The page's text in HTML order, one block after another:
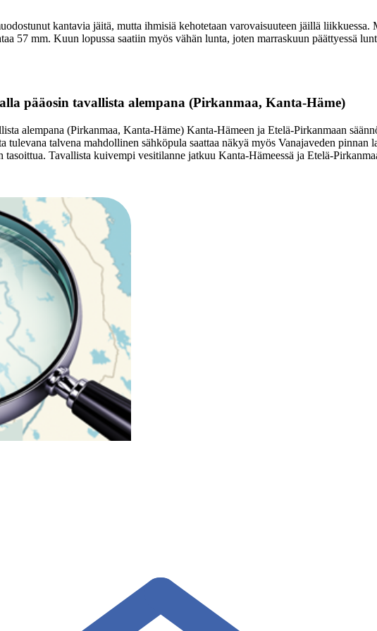
kantavia jäitä, mutta ihmisiä kehotetaan varovaisuuteen jäillä liikkuessa.
57 mm. Kuun lopussa saatiin myös vähän lunta, joten marraskuun päättyessä
pääosin tavallista alempana (Pirkanmaa, Kanta-Häme)
alempana (Pirkanmaa, Kanta-Häme) Kanta-Hämeen ja Etelä-Pirkanmaan
tulevana talvena mahdollinen sähköpula saattaa näkyä myös Vanajaveden pinnan
tasoittua. Tavallista kuivempi vesitilanne jatkuu Kanta-Hämeessä ja Etelä-